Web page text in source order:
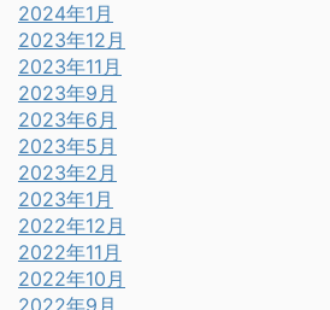
2024年1月
2023年12月
2023年11月
2023年9月
2023年6月
2023年5月
2023年2月
2023年1月
2022年12月
2022年11月
2022年10月
2022年9月